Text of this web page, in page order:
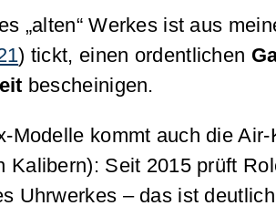
„alten“ Werkes ist aus
) tickt, einen ordentlichen
bescheinigen.
Modelle kommt auch die
Kalibern): Seit 2015 prüft
Uhrwerkes – das ist